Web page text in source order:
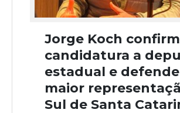
Jorge Koch
candidatura a
estadual e defende
maior
Sul de Santa